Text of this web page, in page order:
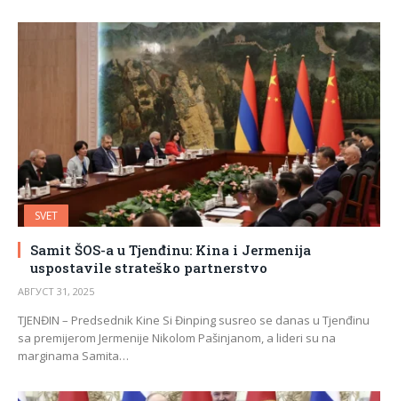
SVET
Samit ŠOS-a u Tjenđinu: Kina i Jermenija
uspostavile strateško partnerstvo
АВГУСТ 31, 2025
TJENĐIN – Predsednik Kine Si Đinping susreo se danas u Tjenđinu
sa premijerom Jermenije Nikolom Pašinjanom, a lideri su na
marginama Samita…